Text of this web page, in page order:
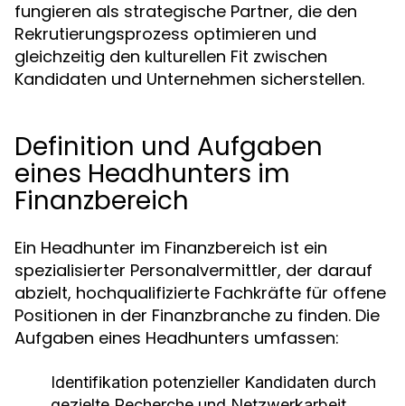
fungieren als strategische Partner, die den
Rekrutierungsprozess optimieren und
gleichzeitig den kulturellen Fit zwischen
Kandidaten und Unternehmen sicherstellen.
Definition und Aufgaben
eines Headhunters im
Finanzbereich
Ein Headhunter im Finanzbereich ist ein
spezialisierter Personalvermittler, der darauf
abzielt, hochqualifizierte Fachkräfte für offene
Positionen in der Finanzbranche zu finden. Die
Aufgaben eines Headhunters umfassen:
Identifikation potenzieller Kandidaten durch